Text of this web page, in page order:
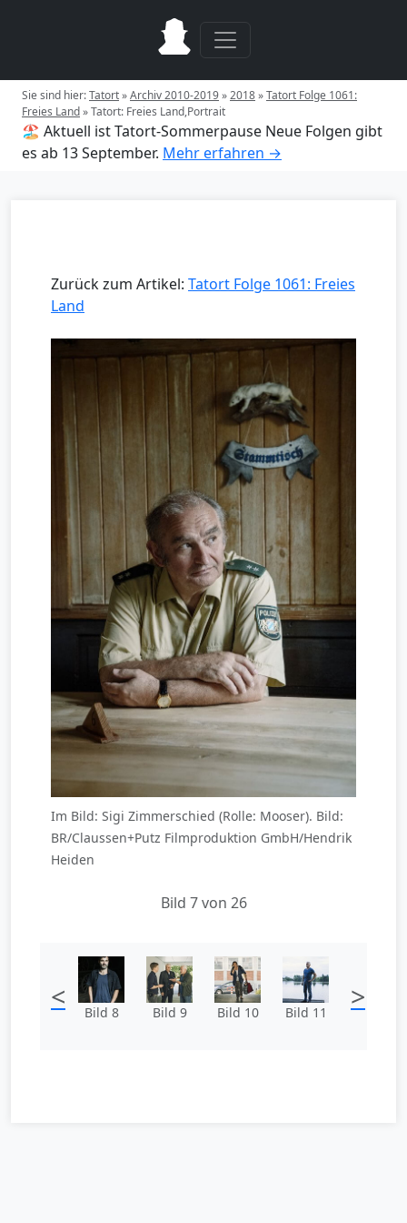
Sie sind hier:Tatort»Archiv 2010-2019»2018»Tatort Folge 1061:
Freies Land»Tatort: Freies Land,Portrait
🏖️ Aktuell ist Tatort-Sommerpause Neue Folgen gibt
es ab 13 September. Mehr erfahren →
Zurück zum Artikel: Tatort Folge 1061: Freies
Land
Im Bild: Sigi Zimmerschied (Rolle: Mooser). Bild:
BR/Claussen+Putz Filmproduktion GmbH/Hendrik
Heiden
Bild 7 von 26
< Bild 8 Bild 9 Bild 10 Bild 11 >